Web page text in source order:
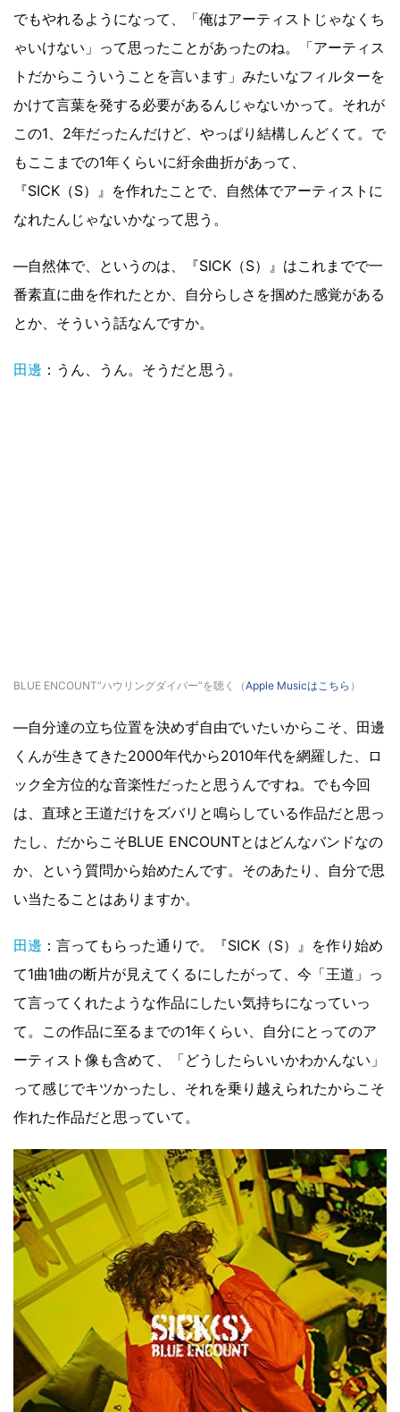
でもやれるようになって、「俺はアーティストじゃなくち
ゃいけない」って思ったことがあったのね。「アーティス
トだからこういうことを言います」みたいなフィルターを
かけて言葉を発する必要があるんじゃないかって。それが
この1、2年だったんだけど、やっぱり結構しんどくて。で
もここまでの1年くらいに紆余曲折があって、
『SICK（S）』を作れたことで、自然体でアーティストに
なれたんじゃないかなって思う。
―自然体で、というのは、『SICK（S）』はこれまでで一
番素直に曲を作れたとか、自分らしさを掴めた感覚がある
とか、そういう話なんですか。
田邊 ：うん、うん。そうだと思う。
BLUE ENCOUNT“ハウリングダイバー”を聴く（Apple Musicはこちら ）
―自分達の立ち位置を決めず自由でいたいからこそ、田邊
くんが生きてきた2000年代から2010年代を網羅した、ロ
ック全方位的な音楽性だったと思うんですね。でも今回
は、直球と王道だけをズバリと鳴らしている作品だと思っ
たし、だからこそBLUE ENCOUNTとはどんなバンドなの
か、という質問から始めたんです。そのあたり、自分で思
い当たることはありますか。
田邊 ：言ってもらった通りで。『SICK（S）』を作り始め
て1曲1曲の断片が見えてくるにしたがって、今「王道」っ
て言ってくれたような作品にしたい気持ちになっていっ
て。この作品に至るまでの1年くらい、自分にとってのア
ーティスト像も含めて、「どうしたらいいかわかんない」
って感じでキツかったし、それを乗り越えられたからこそ
作れた作品だと思っていて。